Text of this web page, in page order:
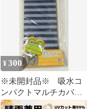
¥300
※未開封品※ 吸水コ
ンパクトマルチカバー
傘入れ ボトルホルダー